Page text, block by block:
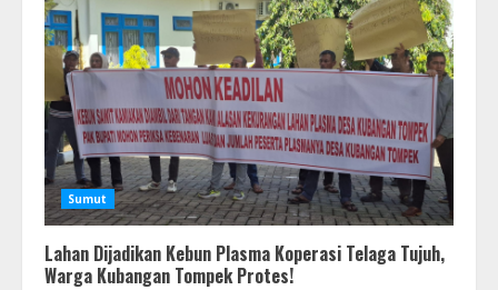
Sumut
Lahan Dijadikan Kebun Plasma Koperasi Telaga Tujuh,
Warga Kubangan Tompek Protes!